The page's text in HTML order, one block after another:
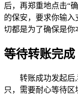
后，再郑重地点击“
的保安，要求你输
切都是为了确保是你
等待转账完成
转账成功发起后
只，需要耐心等待